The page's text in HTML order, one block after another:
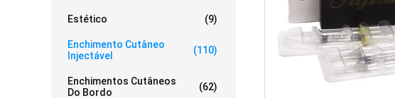
Estético (9)
Enchimento Cutâneo
Injectável
(110)
Enchimentos Cutâneos
Do Bordo
(62)